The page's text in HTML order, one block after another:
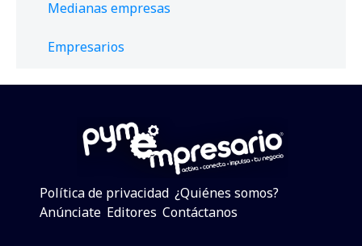
Medianas empresas
Empresarios
Política de privacidad ¿Quiénes somos?
Anúnciate Editores Contáctanos